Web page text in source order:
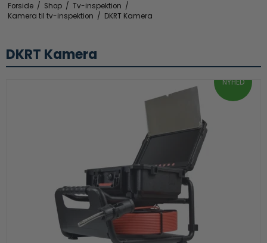
Forside / Shop / Tv-inspektion /
Kamera til tv-inspektion / DKRT Kamera
DKRT Kamera
NYHED